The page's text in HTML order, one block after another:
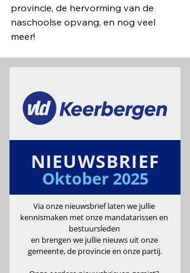
provincie, de hervorming van de
naschoolse opvang, en nog veel
meer!